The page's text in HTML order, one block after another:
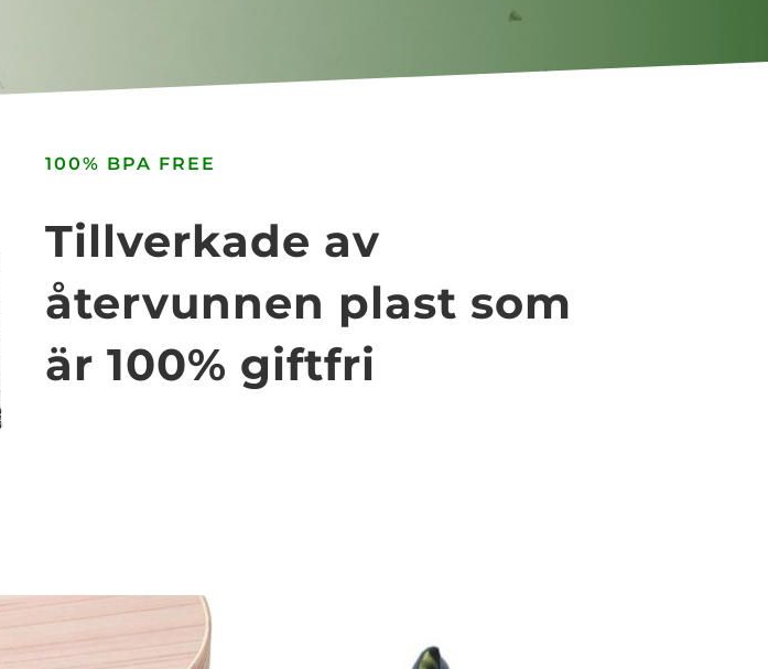
100% BPA FREE
Tillverkade av
återvunnen plast som
är 100% giftfri